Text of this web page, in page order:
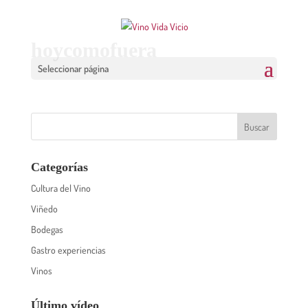
Seleccionar página
Categorías
Cultura del Vino
Viñedo
Bodegas
Gastro experiencias
Vinos
Último vídeo